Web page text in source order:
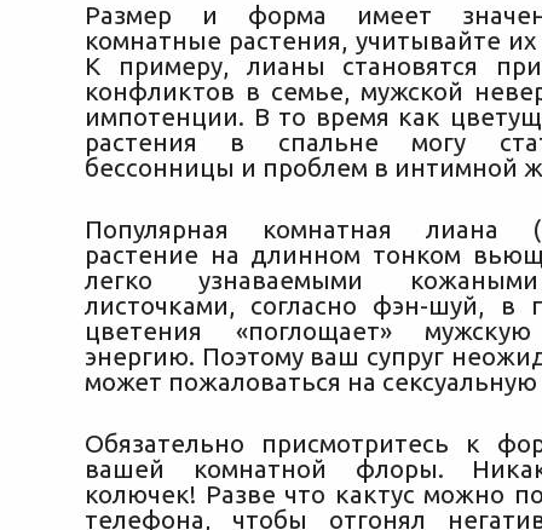
Размер и форма имеет
комнатные растения, учитывайте
К примеру, лианы становятся
конфликтов в семье, мужской
импотенции. В то время как
растения в спальне могу
бессонницы и проблем в интимной
Популярная комнатная лиана
растение на длинном тонком
легко узнаваемыми
листочками, согласно фэн-шуй, в
цветения «поглощает» мужскую
энергию. Поэтому ваш супруг
может пожаловаться на сексуальную
Обязательно присмотритесь к
вашей комнатной флоры.
колючек! Разве что кактус можно
телефона, чтобы отгонял